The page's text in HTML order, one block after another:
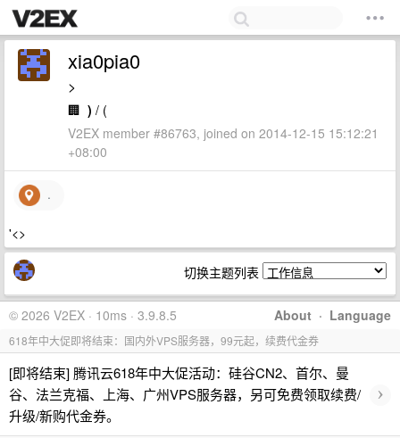
xia0pia0
>
🏢 ) / (
V2EX member #86763, joined on 2014-12-15 15:12:21
+08:00
.
'<>
切换主题列表
About · Language
© 2026 V2EX · 10ms · 3.9.8.5
618年中大促即将结束：国内外VPS服务器，99元起，续费代金券
[即将结束] 腾讯云618年中大促活动：硅谷CN2、首尔、曼
谷、法兰克福、上海、广州VPS服务器，另可免费领取续费/
升级/新购代金券。
›